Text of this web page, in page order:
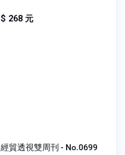
$ 268 元
經貿透視雙周刊 - No.0699